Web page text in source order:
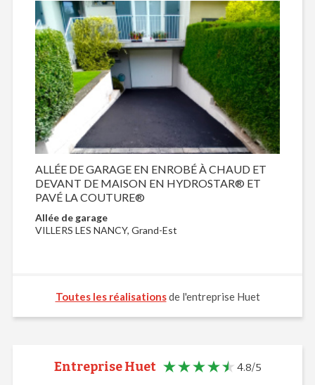
ALLÉE DE GARAGE EN ENROBÉ À CHAUD ET
DEVANT DE MAISON EN HYDROSTAR® ET
PAVÉ LA COUTURE®
Allée de garage
VILLERS LES NANCY, Grand-Est
Toutes les réalisationsde l'entreprise Huet
Entreprise Huet 4.8/5